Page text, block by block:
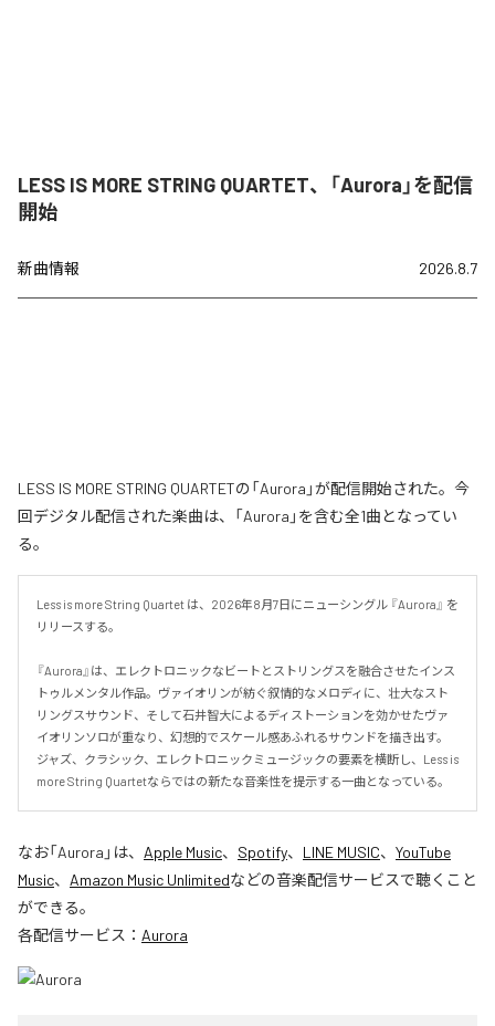
LESS IS MORE STRING QUARTET、「Aurora」を配信
開始
新曲情報 2026.8.7
LESS IS MORE STRING QUARTETの「Aurora」が配信開始された。今
回デジタル配信された楽曲は、「Aurora」を含む全1曲となってい
る。
Less is more String Quartet は、2026年8月7日にニューシングル 『Aurora』 を
リリースする。
『Aurora』は、エレクトロニックなビートとストリングスを融合させたインス
トゥルメンタル作品。ヴァイオリンが紡ぐ叙情的なメロディに、壮大なスト
リングスサウンド、そして石井智大によるディストーションを効かせたヴァ
イオリンソロが重なり、幻想的でスケール感あふれるサウンドを描き出す。
ジャズ、クラシック、エレクトロニックミュージックの要素を横断し、Less is
more String Quartetならではの新たな音楽性を提示する一曲となっている。
なお「Aurora 」は、 Apple Music、 Spotify、 LINE MUSIC、 YouTube
Music、 Amazon Music Unlimitedなどの音楽配信サービスで聴くこと
ができる。
各配信サービス： Aurora